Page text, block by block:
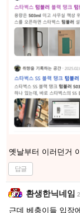
옛날부터 이러던거
답글
환생한닉네임
근데 베충이들 입장